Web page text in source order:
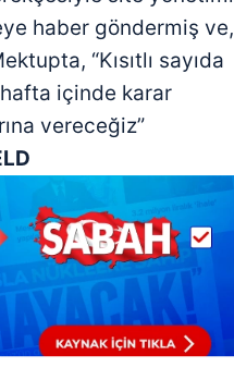
haber göndermiş ve,
“Kısıtlı sayıda
içinde karar
vereceğiz”